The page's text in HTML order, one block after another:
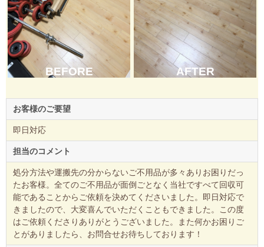
BEFORE AFTER
お客様のご要望
即日対応
担当のコメント
処分方法や運搬先の分からないご不用品が多々ありお困りだっ
たお客様。全てのご不用品が面倒ごとなく当社ですべて回収可
能であることからご依頼を決めてくださいました。即日対応で
きましたので、大変喜んでいただくこともできました。この度
はご依頼くださりありがとうございました。また何かお困りご
とがありましたら、お問合せお待ちしております！